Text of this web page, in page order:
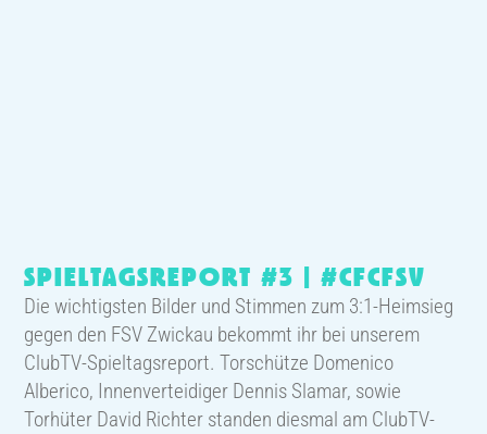
SPIELTAGSREPORT #3 | #CFCFSV
Die wichtigsten Bilder und Stimmen zum 3:1-Heimsieg
gegen den FSV Zwickau bekommt ihr bei unserem
ClubTV-Spieltagsreport. Torschütze Domenico
Alberico, Innenverteidiger Dennis Slamar, sowie
Torhüter David Richter standen diesmal am ClubTV-